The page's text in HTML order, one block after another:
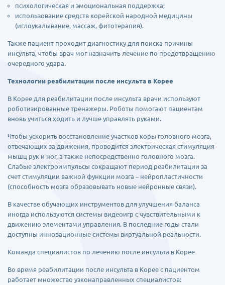
психологическая и эмоциональная поддержка;
использование средств корейской народной медицины
(иглоукалывание, массаж, фитотерапия).
Также пациент проходит диагностику для поиска причины
инсульта, чтобы врач мог назначить лечение по предотвращению
очередного удара.
Технологии реабилитации после инсульта в Корее
В Корее для реабилитации после инсульта врачи используют
роботизированные тренажеры. Роботы помогают пациентам
вновь учиться ходить и лучше управлять руками.
Чтобы ускорить восстановление участков коры головного мозга,
отвечающих за движения, проводится электрическая стимуляция
мышц рук и ног, а также непосредственно головного мозга.
Слабые электроимпульсы сокращают период реабилитации за
счет стимуляции важной функции мозга – нейропластичности
(способность мозга образовывать новые нейронные связи).
В качестве обучающих инструментов для улучшения баланса
иногда используются системы видеоигр с чувствительными к
движению элементами управления. В последние годы стали
доступны инновационные системы виртуальной реальности.
Команда специалистов по лечению после инсульта в Корее
Во время реабилитации после инсульта в Корее с пациентом
работает множество узконаправленных специалистов: